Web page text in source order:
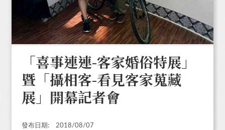
「喜事連連-客家婚俗特展」
暨「攝相客-看見客家蒐藏
展」開幕記者會
發布日期: 2018/08/07